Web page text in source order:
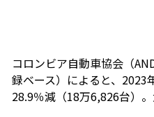
コロンビア自動車協会（
録ベース）によると、2023
28.9％減（18万6,826台）。